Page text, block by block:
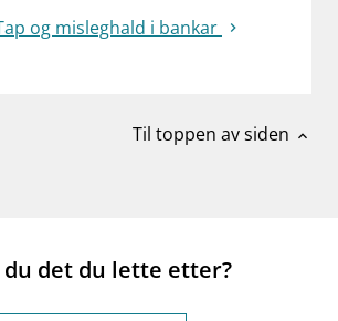
og misleghald i bankar
Til toppen av siden expand_less
du det du lette etter?